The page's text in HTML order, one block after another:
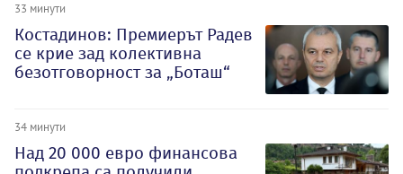
33 минути
Костадинов: Премиерът Радев
се крие зад колективна
безотговорност за „Боташ“
34 минути
Над 20 000 евро финансова